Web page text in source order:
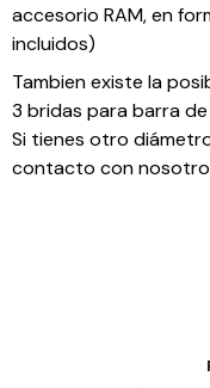
accesorio RAM, en
incluidos)
Tambien existe la
3 bridas para barra
Si tienes otro
contacto con